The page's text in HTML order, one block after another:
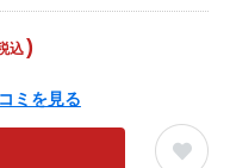
込)
ミを見る